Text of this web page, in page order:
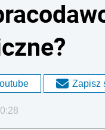
Zapisz